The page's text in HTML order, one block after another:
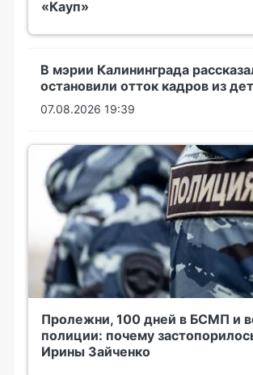
«Кауп»
В мэрии Калининграда
остановили отток кадров из
07.08.2026 19:39
Пролежни, 100 дней в БСМП и
полиции: почему
Ирины Зайченко